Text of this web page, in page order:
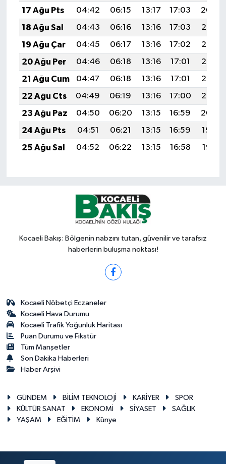
17 Ağu Pts
04:42 06:15 13:17 17:03
20:09
18 Ağu Sal
04:43 06:16 13:16 17:03
20:07
19 Ağu Çar
04:45 06:17 13:16 17:02
20:06
20 Ağu Per
04:46 06:18 13:16 17:01
20:05
21 Ağu Cum
04:47 06:18 13:16 17:01
20:03
22 Ağu Cts
04:49 06:19 13:16 17:00
20:02
23 Ağu Paz
04:50 06:20 13:15 16:59
20:00
24 Ağu Pts
04:51 06:21 13:15 16:59
19:59
25 Ağu Sal
04:52 06:22 13:15 16:58 19:57
Kocaeli Bakış: Bölgenin nabzını tutan, güvenilir ve tarafsız
haberlerin buluşma noktası!
Kocaeli Nöbetçi Eczaneler
Kocaeli Hava Durumu
Kocaeli Trafik Yoğunluk Haritası
Puan Durumu ve Fikstür
Tüm Manşetler
Son Dakika Haberleri
Haber Arşivi
GÜNDEM BİLİM TEKNOLOJİ KARİYER
SPOR
KÜLTÜR SANAT
EKONOMİ SİYASET
SAĞLIK
YAŞAM
EĞİTİM Künye